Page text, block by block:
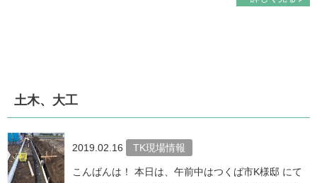
土木、大工
2019.02.16 TK現場情報
こんばんは！ 本日は、午前中はつくば市K様邸 にて